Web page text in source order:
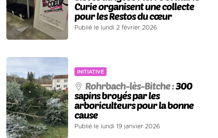
Curie organisent une collecte
pour les Restos du cœur
Publié le lundi 2 février 2026
INITIATIVE
Rohrbach-lès-Bitche :300
sapins broyés par les
arboriculteurs pour la bonne
cause
Publié le lundi 19 janvier 2026